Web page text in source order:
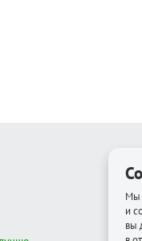
Мы
и
вы